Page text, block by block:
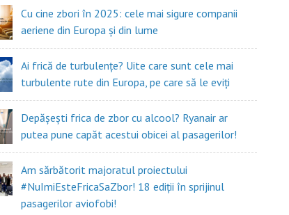
Cu cine zbori în 2025: cele mai sigure companii
aeriene din Europa și din lume
Ai frică de turbulențe? Uite care sunt cele mai
turbulente rute din Europa, pe care să le eviți
Depășești frica de zbor cu alcool? Ryanair ar
putea pune capăt acestui obicei al pasagerilor!
Am sărbătorit majoratul proiectului
#NuImiEsteFricaSaZbor! 18 ediții în sprijinul
pasagerilor aviofobi!